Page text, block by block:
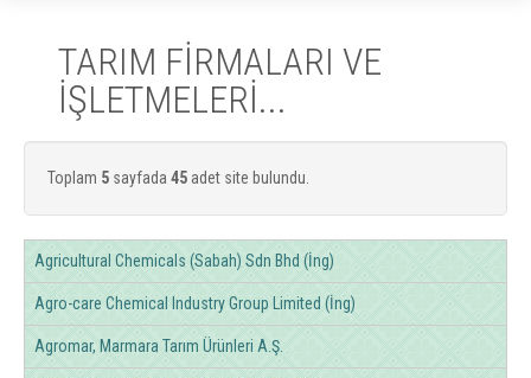
TARIM FİRMALARI VE
İŞLETMELERİ...
Toplam 5 sayfada 45 adet site bulundu.
Agricultural Chemicals (Sabah) Sdn Bhd (İng)
Agro-care Chemical Industry Group Limited (İng)
Agromar, Marmara Tarım Ürünleri A.Ş.